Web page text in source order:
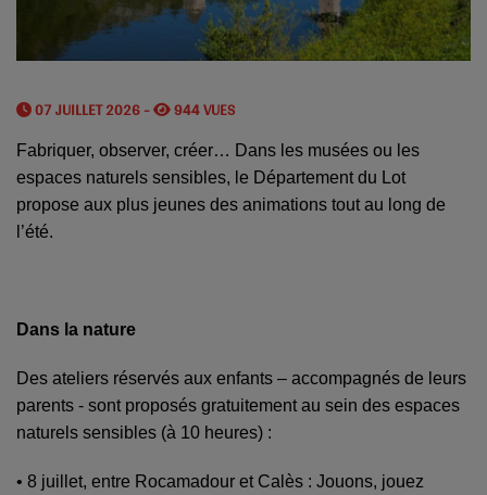
07 JUILLET 2026 - 944 VUES
Fabriquer, observer, créer… Dans les musées ou les
espaces naturels sensibles, le Département du Lot
propose aux plus jeunes des animations tout au long de
l’été.
Dans la nature
Des ateliers réservés aux enfants – accompagnés de leurs
parents - sont proposés gratuitement au sein des espaces
naturels sensibles (à 10 heures) :
• 8 juillet, entre Rocamadour et Calès : Jouons, jouez